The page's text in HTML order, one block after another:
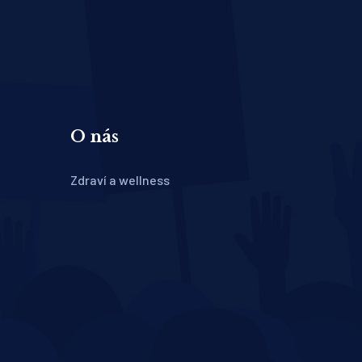
O nás
Zdraví a wellness